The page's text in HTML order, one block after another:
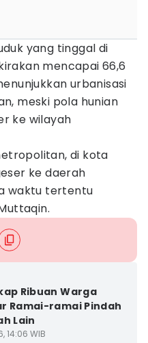
yang tinggal di
mencapai 66,6
urbanisasi
meski pola hunian
ke wilayah
di kota
ke daerah
waktu tertentu
Ribuan Warga
Ramai-ramai Pindah
Lain
14:06 WIB